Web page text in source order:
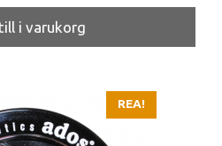
ursprungliga
priset
var:
nuvarande
priset
är:
i varukorg
REA!